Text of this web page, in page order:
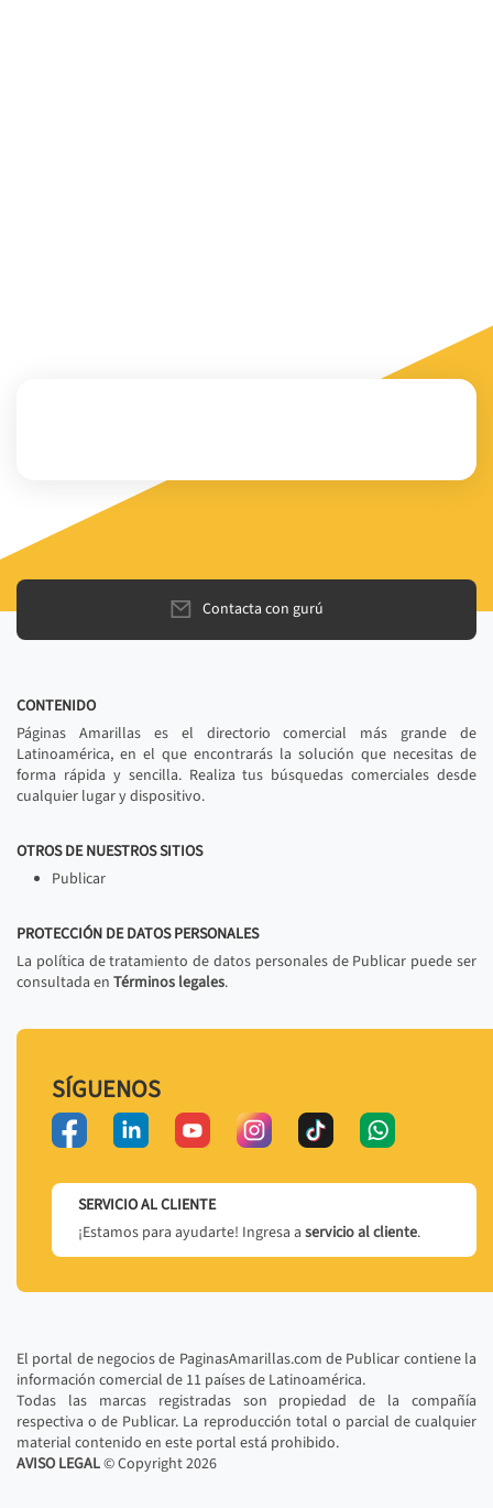
Contacta con gurú
CONTENIDO
Páginas Amarillas es el directorio comercial más grande de
Latinoamérica, en el que encontrarás la solución que necesitas de
forma rápida y sencilla. Realiza tus búsquedas comerciales desde
cualquier lugar y dispositivo.
OTROS DE NUESTROS SITIOS
Publicar
PROTECCIÓN DE DATOS PERSONALES
La política de tratamiento de datos personales de Publicar puede ser
consultada en Términos legales.
SÍGUENOS
SERVICIO AL CLIENTE
¡Estamos para ayudarte! Ingresa a servicio al cliente.
El portal de negocios de PaginasAmarillas.com de Publicar contiene la
información comercial de 11 países de Latinoamérica.
Todas las marcas registradas son propiedad de la compañía
respectiva o de Publicar. La reproducción total o parcial de cualquier
material contenido en este portal está prohibido.
AVISO LEGAL© Copyright2026